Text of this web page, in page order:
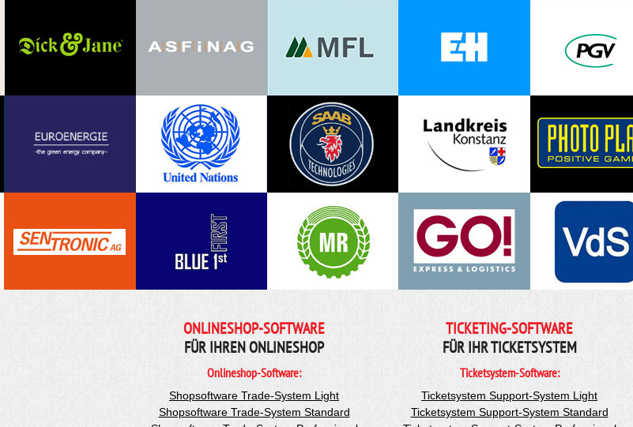
ONLINESHOP-SOFTWARE
FÜR IHREN ONLINESHOP
Onlineshop-Software:
Shopsoftware Trade-System Light
Shopsoftware Trade-System Standard
TICKETING-SOFTWARE
FÜR IHR TICKETSYSTEM
Ticketsystem-Software:
Ticketsystem Support-System Light
Ticketsystem Support-System Standard